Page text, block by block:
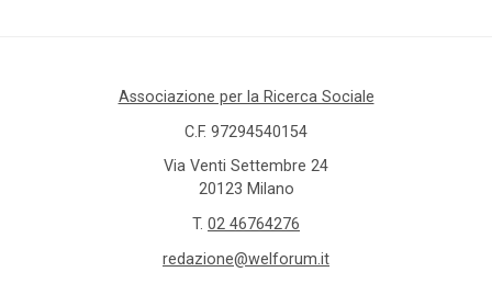
Associazione per la Ricerca Sociale
C.F. 97294540154
Via Venti Settembre 24
20123 Milano
T. 02 46764276
redazione@welforum.it